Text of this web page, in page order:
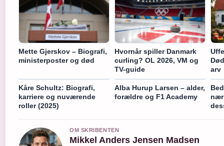
Mette Gjerskov – Biografi,
ministerposter og død
Hvornår spiller Danmark
curling? OL 2026, VM og
TV-guide
arv
Kåre Schultz: Biografi,
karriere og nuværende
roller (2025)
Alba Hurup Larsen – alder,
forældre og F1 Academy
OM SKRIBENTEN
Mikkel Anders Jensen Madsen